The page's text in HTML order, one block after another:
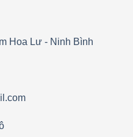
Hoa Lư - Ninh Bình